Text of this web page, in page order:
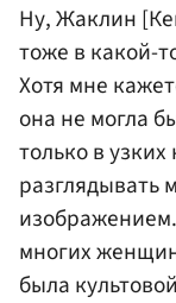
Ну, Жаклин
тоже в какой-
Хотя мне
она не могла
только в
разглядывать
многих
была